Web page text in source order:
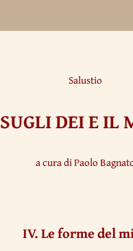
Salustio
SUGLI DEI E IL
a cura di Paolo
IV. Le forme del